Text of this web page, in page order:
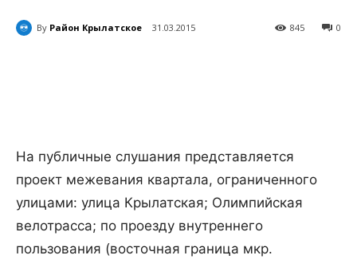
By Район Крылатское 31.03.2015 0
845
На публичные слушания представляется
проект межевания квартала, ограниченного
улицами: улица Крылатская; Олимпийская
велотрасса; по проезду внутреннего
пользования (восточная граница мкр.